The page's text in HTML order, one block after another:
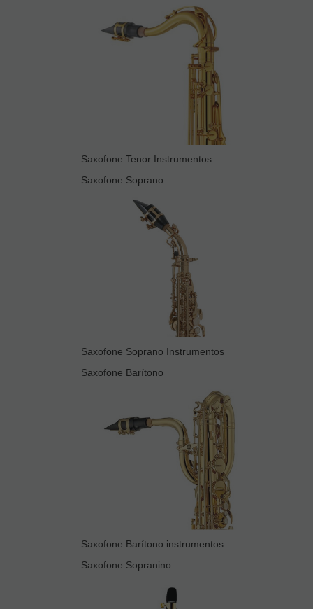
Saxofone Tenor Instrumentos
Saxofone Soprano
Saxofone Soprano Instrumentos
Saxofone Barítono
Saxofone Barítono instrumentos
Saxofone Sopranino